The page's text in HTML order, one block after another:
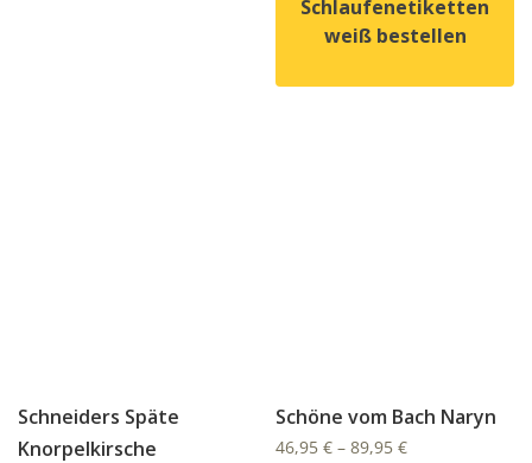
Schlaufenetiketten
weiß bestellen
Schneiders Späte
Knorpelkirsche
Schöne vom Bach Naryn
46,95€ –89,95€